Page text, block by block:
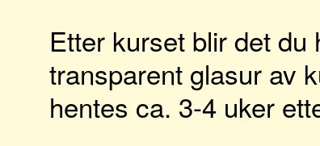
Etter kurset blir det
transparent glasur av
hentes ca. 3-4 uker